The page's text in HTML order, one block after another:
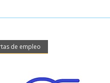
de empleo